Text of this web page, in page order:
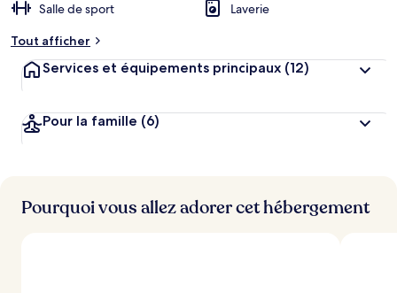
Salle de sport
Laverie
Tout afficher
Services et équipements principaux (12)
Pour la famille (6)
Pourquoi vous allez adorer cet hébergement